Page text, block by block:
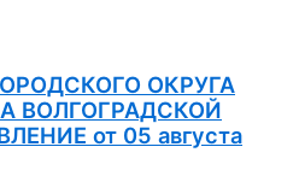
ОКРУГА
ВОЛГОГРАДСКОЙ
от 05 августа